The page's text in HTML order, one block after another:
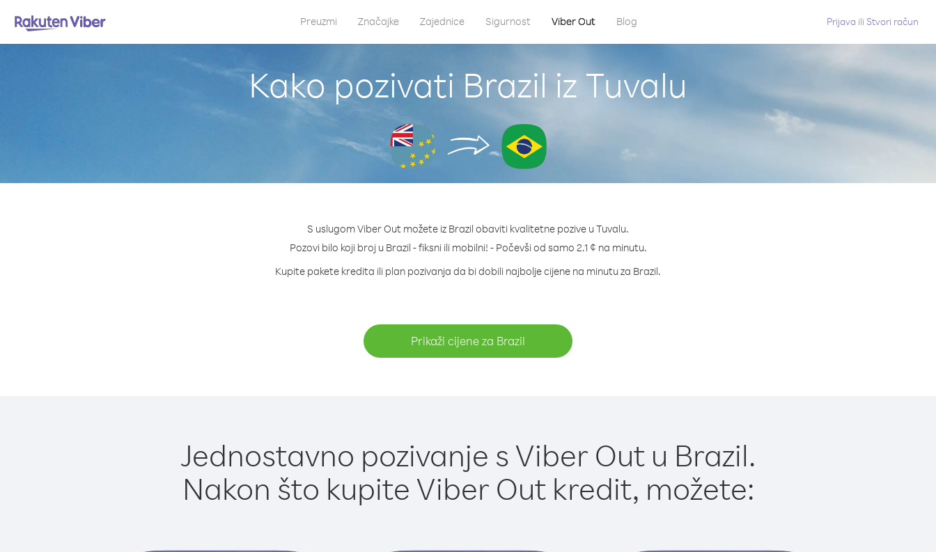
Preuzmi Značajke Zajednice Sigurnost Viber Out Blog Prijava ili Stvori račun
Kako pozivati Brazil iz Tuvalu
S uslugom Viber Out možete iz Brazil obaviti kvalitetne pozive u Tuvalu.
Pozovi bilo koji broj u Brazil - fiksni ili mobilni! - Počevši od samo 2.1 ¢ na minutu.
Kupite pakete kredita ili plan pozivanja da bi dobili najbolje cijene na minutu za Brazil.
Prikaži cijene za Brazil
Jednostavno pozivanje s Viber Out u Brazil.
Nakon što kupite Viber Out kredit, možete: